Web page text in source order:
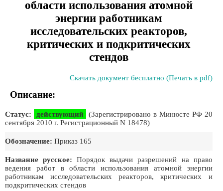
области использования атомной
энергии работникам
исследовательских реакторов,
критических и подкритических
стендов
Скачать документ бесплатно (Печать в pdf)
Описание:
Статус: действующий
(Зарегистрировано в Минюсте РФ 20
сентября 2010 г. Регистрационный N 18478)
Обозначение: Приказ 165
Название русское: Порядок выдачи разрешений на право
ведения работ в области использования атомной энергии
работникам исследовательских реакторов, критических и
подкритических стендов